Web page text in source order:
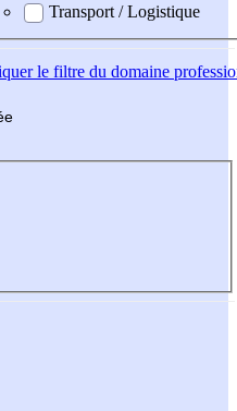
Transport / Logistique
le filtre du domaine